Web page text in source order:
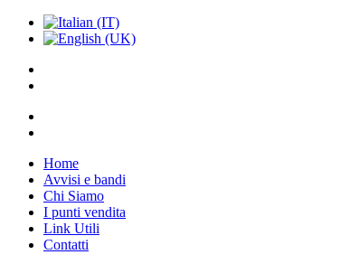
Home
Avvisi e bandi
Chi Siamo
I punti vendita
Link Utili
Contatti